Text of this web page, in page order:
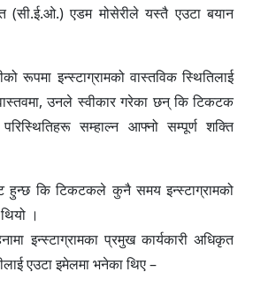
(सी.ई.ओ.) एडम मोसेरीले यस्तै एउटा बयान
रूपमा इन्स्टाग्रामको वास्तविक स्थितिलाई
उनले स्वीकार गरेका छन् कि टिकटक
परिस्थितिहरू सम्हाल्न आफ्नो सम्पूर्ण शक्ति
हुन्छ कि टिकटकले कुनै समय इन्स्टाग्रामको
।
इन्स्टाग्रामका प्रमुख कार्यकारी अधिकृत
एउटा इमेलमा भनेका थिए –